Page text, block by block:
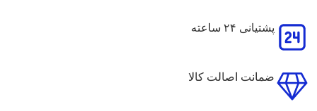
پشتیانی ۲۴ ساعته
ضمانت اصالت کالا